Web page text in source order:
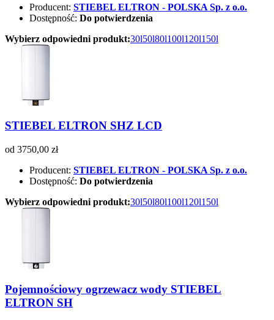
Producent: STIEBEL ELTRON - POLSKA Sp. z o.o.
Dostępność: Do potwierdzenia
Wybierz odpowiedni produkt:30l50l80l100l120l150l
STIEBEL ELTRON SHZ LCD
od 3750,00 zł
Producent: STIEBEL ELTRON - POLSKA Sp. z o.o.
Dostępność: Do potwierdzenia
Wybierz odpowiedni produkt:30l50l80l100l120l150l
Pojemnościowy ogrzewacz wody STIEBEL
ELTRON SH